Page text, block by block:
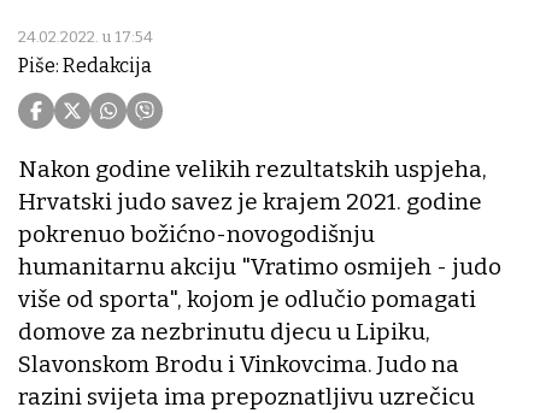
24.02.2022. u 17:54
Piše: Redakcija
Nakon godine velikih rezultatskih uspjeha,
Hrvatski judo savez je krajem 2021. godine
pokrenuo božićno-novogodišnju
humanitarnu akciju "Vratimo osmijeh - judo
više od sporta", kojom je odlučio pomagati
domove za nezbrinutu djecu u Lipiku,
Slavonskom Brodu i Vinkovcima. Judo na
razini svijeta ima prepoznatljivu uzrečicu